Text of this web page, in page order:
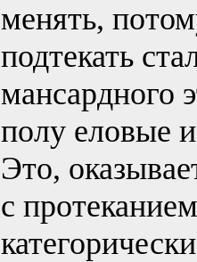
менять,
подтекать
мансардного
полу еловые
Это,
с